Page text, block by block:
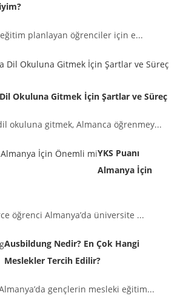
eğitim planlayan öğrenciler için e...
Okuluna Gitmek İçin Şartlar ve Süreç
okuluna gitmek, Almanca öğrenmey...
YKS Puanı
Almanya İçin
öğrenci Almanya’da üniversite ...
Ausbildung Nedir? En Çok Hangi
Meslekler Tercih Edilir?
gençlerin mesleki eğitim...